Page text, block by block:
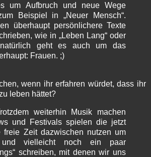
um Aufbruch und neue Wege
Beispiel in „Neuer Mensch“.
überhaupt persönlichere Texte
wie in „Leben Lang“ oder
natürlich geht es auch um das
Frauen. ;)
wenn ihr erfahren würdet, dass ihr
leben hättet?
weiterhin Musik machen
und Festivals spielen die jetzt
freie Zeit dazwischen nutzen um
vielleicht noch ein paar
schreiben, mit denen wir uns